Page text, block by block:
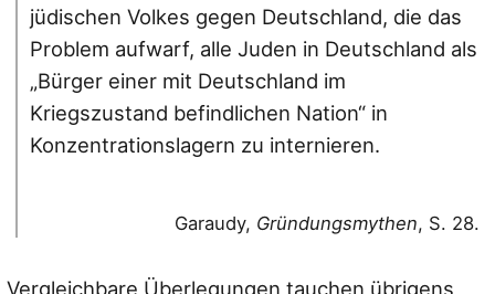
jüdischen Volkes gegen Deutschland, die das
Problem aufwarf, alle Juden in Deutschland als
„Bürger einer mit Deutschland im
Kriegszustand befindlichen Nation“ in
Konzentrationslagern zu internieren.
Garaudy, Gründungsmythen, S. 28.
Vergleichbare Überlegungen tauchen übrigens